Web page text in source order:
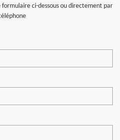
ci-dessous ou directement par